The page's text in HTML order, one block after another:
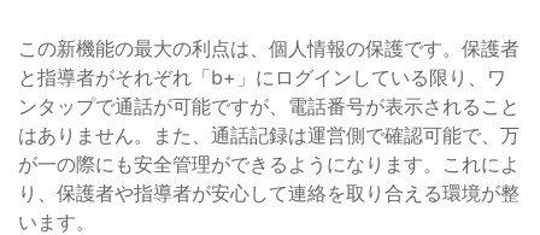
この新機能の最大の利点は、個人情報の保護です。保護者
と指導者がそれぞれ「b+」にログインしている限り、ワ
ンタップで通話が可能ですが、電話番号が表示されること
はありません。また、通話記録は運営側で確認可能で、万
が一の際にも安全管理ができるようになります。これによ
り、保護者や指導者が安心して連絡を取り合える環境が整
います。